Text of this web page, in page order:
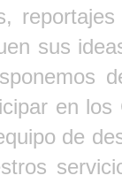
sus
en
de